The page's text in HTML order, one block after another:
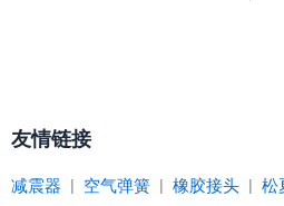
友情链接
减震器 空气弹簧 橡胶接头 松